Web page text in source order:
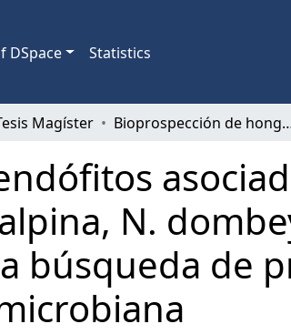
DSpace Statistics
Magíster Bioprospección de hongos endófitos asociados a especies chilenas de Nothofagus (N. alpina, N.
N.
búsqueda de